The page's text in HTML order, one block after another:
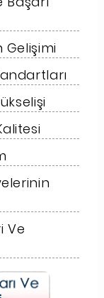
Gelişimi
Ve